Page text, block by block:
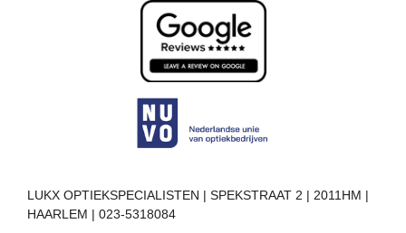
LUKX OPTIEKSPECIALISTEN | SPEKSTRAAT 2 | 2011HM |
HAARLEM | 023-5318084